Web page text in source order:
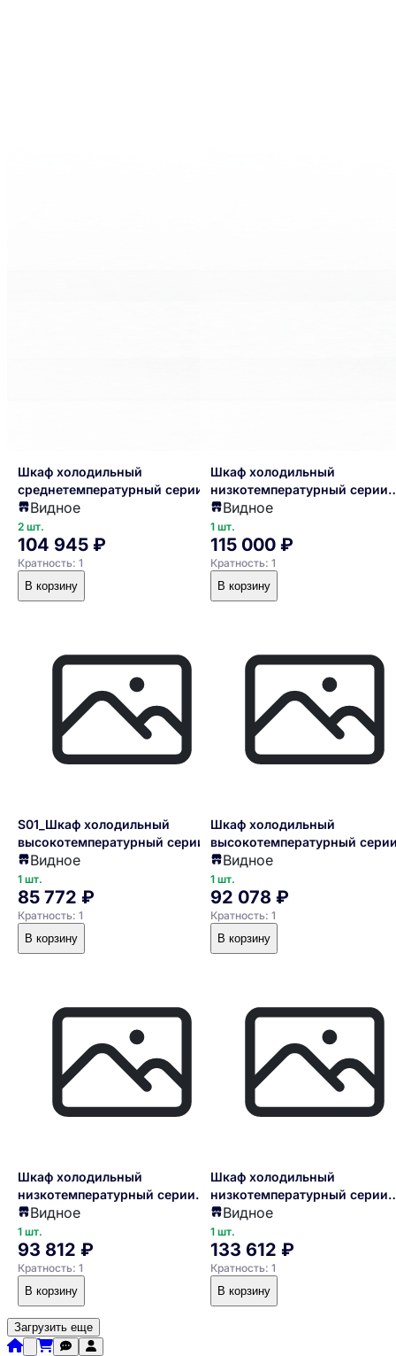
Шкаф холодильный
среднетемпературный серии
ШСУП1ТУ-0,7 М (В, -6…+6)
Видное
2 шт.
104 945 ₽
Кратность: 1
В корзину
Шкаф холодильный
низкотемпературный серии
ШНУП1ТУ-0,5М (B/Prm, -18
"Премьер")
Видное
1 шт.
115 000 ₽
Кратность: 1
В корзину
S01_Шкаф холодильный
высокотемпературный серии
ШВУП1ТУ-0,7С (В/Prm, +1…+10
"Премьер")
Видное
1 шт.
85 772 ₽
Кратность: 1
В корзину
Шкаф холодильный
высокотемпературный
ШВУП1ТУ-0,7М (С, +1…+10
"Премьер")
Видное
1 шт.
92 078 ₽
Кратность: 1
В корзину
Шкаф холодильный
низкотемпературный серии
ШНУП1ТУ-0,5М (B, -18...-21)
Видное
1 шт.
93 812 ₽
Кратность: 1
В корзину
Шкаф холодильный
низкотемпературный серии
ШНУП1ТУ-0,7М(В/Prm), нерж.
Видное
1 шт.
133 612 ₽
Кратность: 1
В корзину
Загрузить еще